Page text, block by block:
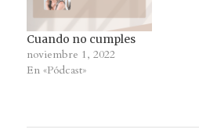
Cuando no cumples
noviembre 1, 2022
En «Pódcast»